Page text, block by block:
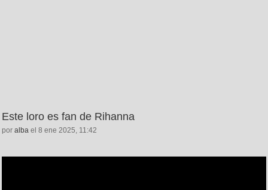
Este loro es fan de Rihanna
por alba el 8 ene 2025, 11:42